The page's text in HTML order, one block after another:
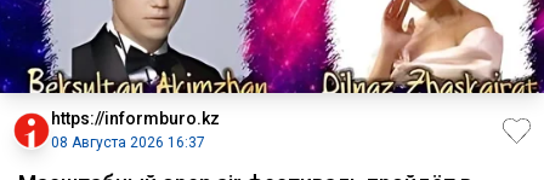
https://informburo.kz
08 Августа 2026 16:37